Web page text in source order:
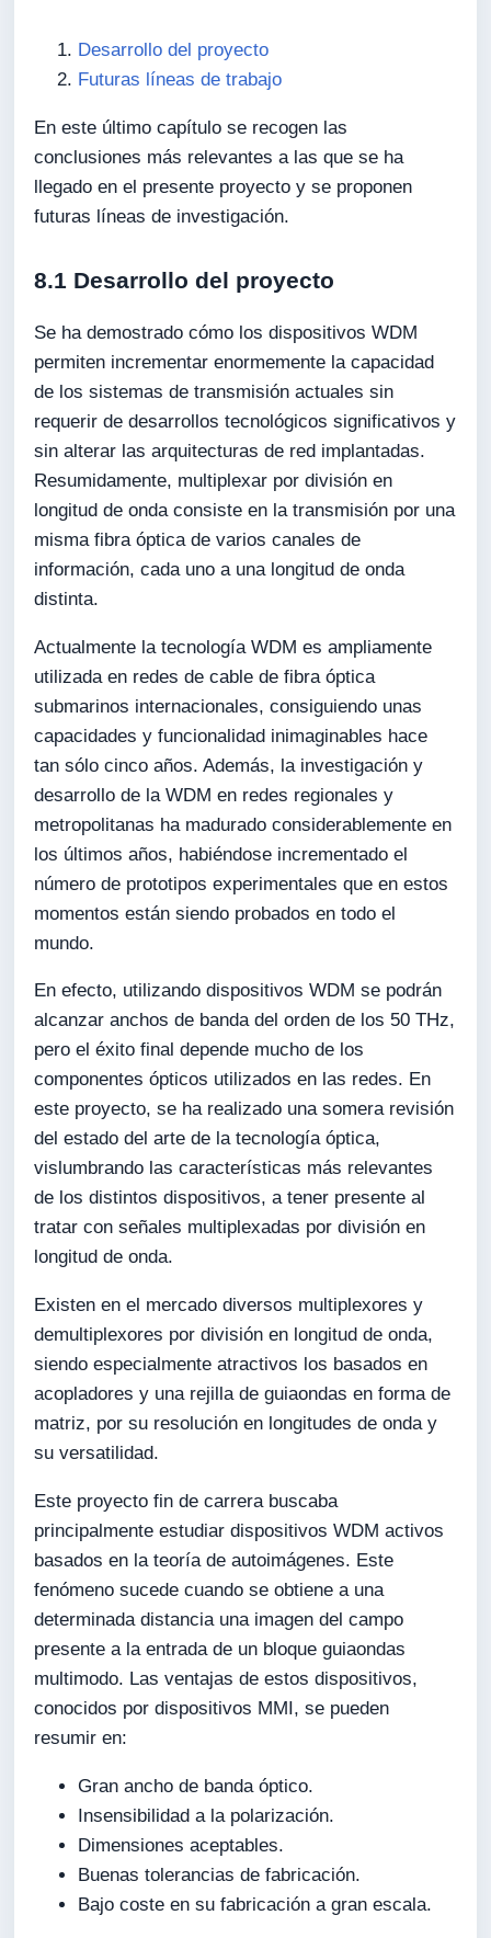
Desarrollo del proyecto
Futuras líneas de trabajo
En este último capítulo se recogen las
conclusiones más relevantes a las que se ha
llegado en el presente proyecto y se proponen
futuras líneas de investigación.
8.1 Desarrollo del proyecto
Se ha demostrado cómo los dispositivos WDM
permiten incrementar enormemente la capacidad
de los sistemas de transmisión actuales sin
requerir de desarrollos tecnológicos significativos y
sin alterar las arquitecturas de red implantadas.
Resumidamente, multiplexar por división en
longitud de onda consiste en la transmisión por una
misma fibra óptica de varios canales de
información, cada uno a una longitud de onda
distinta.
Actualmente la tecnología WDM es ampliamente
utilizada en redes de cable de fibra óptica
submarinos internacionales, consiguiendo unas
capacidades y funcionalidad inimaginables hace
tan sólo cinco años. Además, la investigación y
desarrollo de la WDM en redes regionales y
metropolitanas ha madurado considerablemente en
los últimos años, habiéndose incrementado el
número de prototipos experimentales que en estos
momentos están siendo probados en todo el
mundo.
En efecto, utilizando dispositivos WDM se podrán
alcanzar anchos de banda del orden de los 50 THz,
pero el éxito final depende mucho de los
componentes ópticos utilizados en las redes. En
este proyecto, se ha realizado una somera revisión
del estado del arte de la tecnología óptica,
vislumbrando las características más relevantes
de los distintos dispositivos, a tener presente al
tratar con señales multiplexadas por división en
longitud de onda.
Existen en el mercado diversos multiplexores y
demultiplexores por división en longitud de onda,
siendo especialmente atractivos los basados en
acopladores y una rejilla de guiaondas en forma de
matriz, por su resolución en longitudes de onda y
su versatilidad.
Este proyecto fin de carrera buscaba
principalmente estudiar dispositivos WDM activos
basados en la teoría de autoimágenes. Este
fenómeno sucede cuando se obtiene a una
determinada distancia una imagen del campo
presente a la entrada de un bloque guiaondas
multimodo. Las ventajas de estos dispositivos,
conocidos por dispositivos MMI, se pueden
resumir en:
Gran ancho de banda óptico.
Insensibilidad a la polarización.
Dimensiones aceptables.
Buenas tolerancias de fabricación.
Bajo coste en su fabricación a gran escala.